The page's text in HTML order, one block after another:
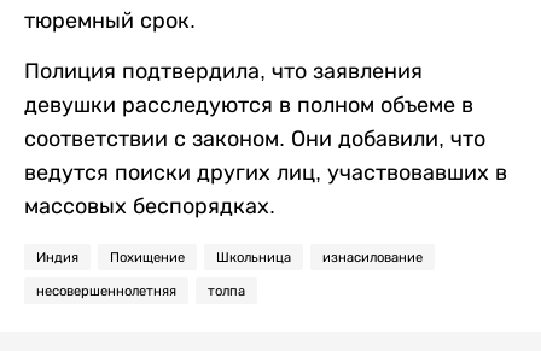
тюремный срок.
Полиция подтвердила, что заявления
девушки расследуются в полном объеме в
соответствии с законом. Они добавили, что
ведутся поиски других лиц, участвовавших в
массовых беспорядках.
Индия Похищение Школьница изнасилование
несовершеннолетняя толпа